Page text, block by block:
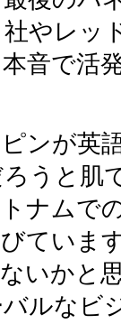
やレッ
音で活
ンが英
うと肌
ナムで
ていま
いかと
ルなビ